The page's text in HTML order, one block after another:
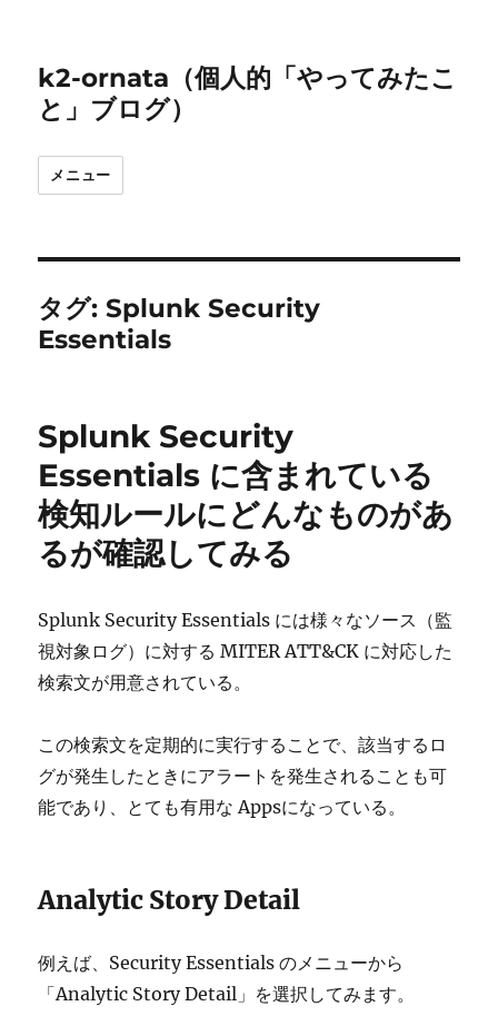
k2-ornata（個人的「やってみたこ
と」ブログ）
メニュー
タグ:Splunk Security
Essentials
Splunk Security
Essentials に含まれている
検知ルールにどんなものがあ
るが確認してみる
Splunk Security Essentials には様々なソース（監
視対象ログ）に対する MITER ATT&CK に対応した
検索文が用意されている。
この検索文を定期的に実行することで、該当するロ
グが発生したときにアラートを発生されることも可
能であり、とても有用な Appsになっている。
Analytic Story Detail
例えば、Security Essentials のメニューから
「Analytic Story Detail」を選択してみます。